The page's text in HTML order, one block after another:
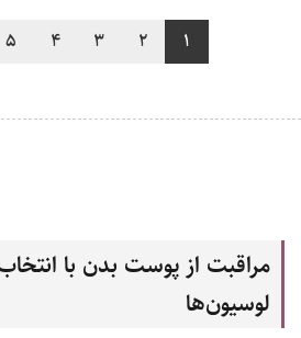
1
2
3
4
5
مراقبت از پوست بدن با
لوسیون‌ها